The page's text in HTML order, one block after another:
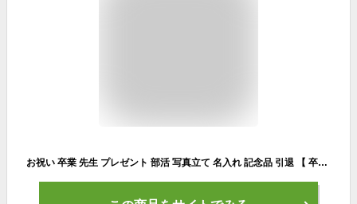
お祝い 卒業 先生 プレゼント 部活 写真立て 名入れ 記念品 引退 【 卒団 竹の節目 フォトフレーム 】 卒業記念品 時計 写真入り サッカー 木製 名前入り 置時計 アラーム 記念 卒園 野球 バレー 吹奏楽 チーム 卒業祝い 顧問 クリスマス FLEGRE